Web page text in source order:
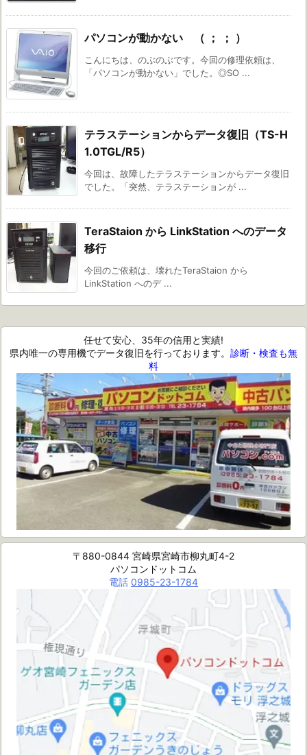
パソコンが動かない （ ； ； ）
こんにちは、のぶのぶです。今回の修理依頼は、
「パソコンが動かない」でした。◎SO ...
テラステーションからデータ復旧（TS-H
1.0TGL/R5）
今回は、故障したテラステーションからデータ復旧
でした。「突然、テラステーションが ...
TeraStaion から LinkStation へのデータ
移行
今回のご依頼は、壊れたTeraStaion から
LinkStation へのデ ...
任せて安心、35年の信用と実績!
県内唯一の専用機でデータ復旧を行っております。 診断・検査も無
料
〒880-0844 宮崎県宮崎市柳丸町4-2
パソコンドットコム
電話 0985-23-1784